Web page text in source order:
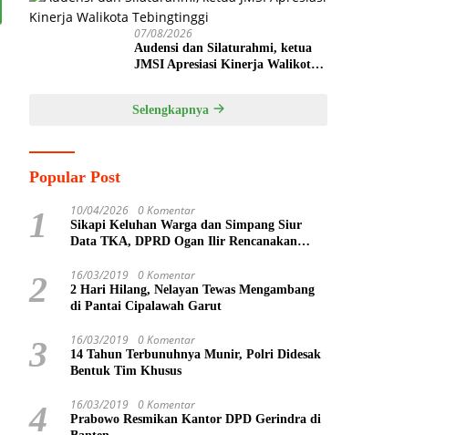
07/08/2026
Audensi dan Silaturahmi, ketua
JMSI Apresiasi Kinerja Walikota
Selengkapnya
Popular Post
1 10/04/2026 0 Komentar
Sikapi Keluhan Warga dan Simpang Siur
Data TKA, DPRD Ogan Ilir Rencanakan
2 16/03/2019 0 Komentar
2 Hari Hilang, Nelayan Tewas Mengambang
di Pantai Cipalawah Garut
3 16/03/2019 0 Komentar
14 Tahun Terbunuhnya Munir, Polri Didesak
Bentuk Tim Khusus
4 16/03/2019 0 Komentar
Prabowo Resmikan Kantor DPD Gerindra di